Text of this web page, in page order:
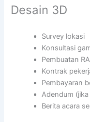
Desain 3D
Survey lokasi
Konsultasi
Pembuatan
Kontrak
Pembayaran
Adendum (jika
Berita acara